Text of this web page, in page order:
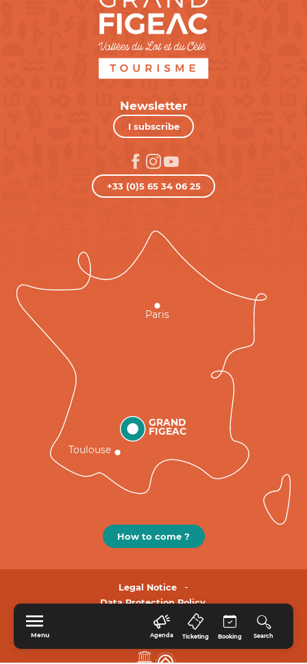
Menu Agenda Ticketing Booking Search
Newsletter
I subscribe
+33 (0)5 65 34 06 25
GRAND
FIGEAC
Toulouse
Paris
How to come ?
Legal Notice
Data Protection Policy.